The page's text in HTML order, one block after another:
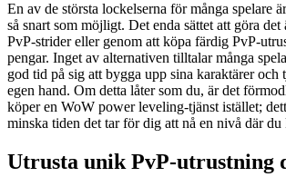
En av de största lockelserna för många spelare
så snart som möjligt. Det enda sättet att göra
PvP-strider eller genom att köpa färdig PvP-
pengar. Inget av alternativen tilltalar många
god tid på sig att bygga upp sina karaktärer och
egen hand. Om detta låter som du, är det
köper en WoW power leveling-tjänst istället;
minska tiden det tar för dig att nå en nivå där
Utrusta unik PvP-utrustning